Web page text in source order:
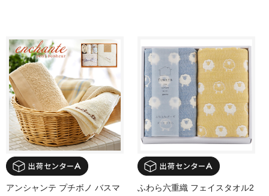
アンシャンテ プチボノ バスマ
ふわら六重織 フェイスタオル2